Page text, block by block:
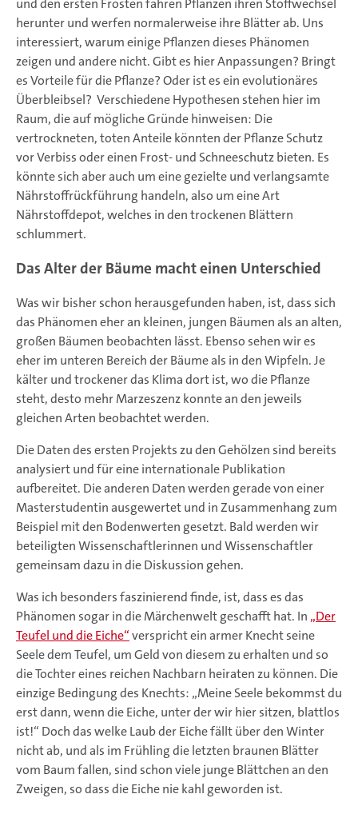
und den ersten Frösten fahren Pflanzen ihren Stoffwechsel
herunter und werfen normalerweise ihre Blätter ab. Uns
interessiert, warum einige Pflanzen dieses Phänomen
zeigen und andere nicht. Gibt es hier Anpassungen? Bringt
es Vorteile für die Pflanze? Oder ist es ein evolutionäres
Überbleibsel? Verschiedene Hypothesen stehen hier im
Raum, die auf mögliche Gründe hinweisen: Die
vertrockneten, toten Anteile könnten der Pflanze Schutz
vor Verbiss oder einen Frost- und Schneeschutz bieten. Es
könnte sich aber auch um eine gezielte und verlangsamte
Nährstoffrückführung handeln, also um eine Art
Nährstoffdepot, welches in den trockenen Blättern
schlummert.
Das Alter der Bäume macht einen Unterschied
Was wir bisher schon herausgefunden haben, ist, dass sich
das Phänomen eher an kleinen, jungen Bäumen als an alten,
großen Bäumen beobachten lässt. Ebenso sehen wir es
eher im unteren Bereich der Bäume als in den Wipfeln. Je
kälter und trockener das Klima dort ist, wo die Pflanze
steht, desto mehr Marzeszenz konnte an den jeweils
gleichen Arten beobachtet werden.
Die Daten des ersten Projekts zu den Gehölzen sind bereits
analysiert und für eine internationale Publikation
aufbereitet. Die anderen Daten werden gerade von einer
Masterstudentin ausgewertet und in Zusammenhang zum
Beispiel mit den Bodenwerten gesetzt. Bald werden wir
beteiligten Wissenschaftlerinnen und Wissenschaftler
gemeinsam dazu in die Diskussion gehen.
Was ich besonders faszinierend finde, ist, dass es das
Phänomen sogar in die Märchenwelt geschafft hat. In „Der
Teufel und die Eiche“verspricht ein armer Knecht seine
Seele dem Teufel, um Geld von diesem zu erhalten und so
die Tochter eines reichen Nachbarn heiraten zu können. Die
einzige Bedingung des Knechts: „Meine Seele bekommst du
erst dann, wenn die Eiche, unter der wir hier sitzen, blattlos
ist!“ Doch das welke Laub der Eiche fällt über den Winter
nicht ab, und als im Frühling die letzten braunen Blätter
vom Baum fallen, sind schon viele junge Blättchen an den
Zweigen, so dass die Eiche nie kahl geworden ist.